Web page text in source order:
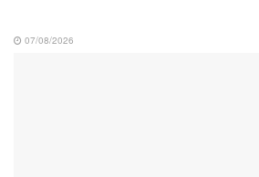
07/08/2026